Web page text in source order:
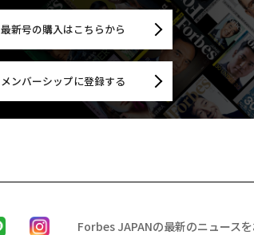
最新号の購入はこちらから
メンバーシップに登録する
Forbes JAPANの最新のニュース